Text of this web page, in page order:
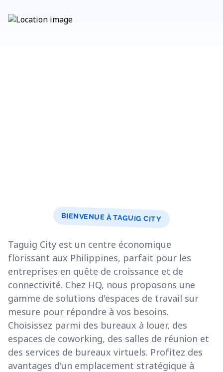
BIENVENUE À TAGUIG CITY
Taguig City est un centre économique
florissant aux Philippines, parfait pour les
entreprises en quête de croissance et de
connectivité. Chez HQ, nous proposons une
gamme de solutions d'espaces de travail sur
mesure pour répondre à vos besoins.
Choisissez parmi des bureaux à louer, des
espaces de coworking, des salles de réunion et
des services de bureaux virtuels. Profitez des
avantages d'un emplacement stratégique à